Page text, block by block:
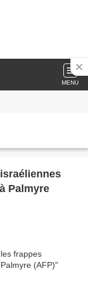
MENU
Palmyre